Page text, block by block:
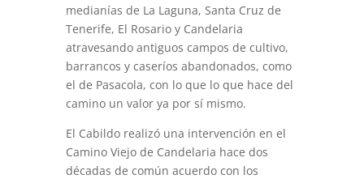
medianías de La Laguna, Santa Cruz de
Tenerife, El Rosario y Candelaria
atravesando antiguos campos de cultivo,
barrancos y caseríos abandonados, como
el de Pasacola, con lo que lo que hace del
camino un valor ya por sí mismo.
El Cabildo realizó una intervención en el
Camino Viejo de Candelaria hace dos
décadas de común acuerdo con los